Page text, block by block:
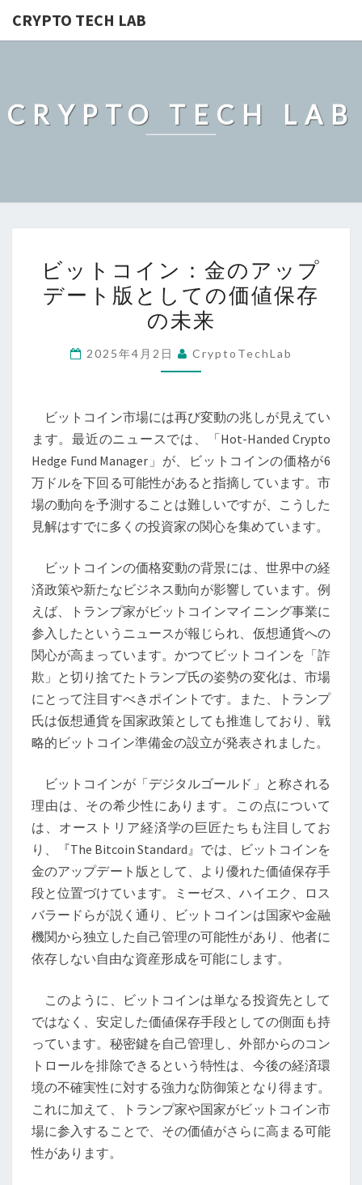
CRYPTO TECH LAB
CRYPTO TECH LAB
ッ
ト
コ
ン：
ア
ッ
プ
デ
ー
ト
と
し
て
の
価
値
保
存
の
未
来
ビットコイン：金のアップ
デート版としての価値保存
の未来
2025年4月2日 CryptoTechLab
ビットコイン市場には再び変動の兆しが見えてい
ます。最近のニュースでは、「Hot-Handed Crypto
Hedge Fund Manager」が、ビットコインの価格が6
万ドルを下回る可能性があると指摘しています。市
場の動向を予測することは難しいですが、こうした
見解はすでに多くの投資家の関心を集めています。
ビットコインの価格変動の背景には、世界中の経
済政策や新たなビジネス動向が影響しています。例
えば、トランプ家がビットコインマイニング事業に
参入したというニュースが報じられ、仮想通貨への
関心が高まっています。かつてビットコインを「詐
欺」と切り捨てたトランプ氏の姿勢の変化は、市場
にとって注目すべきポイントです。また、トランプ
氏は仮想通貨を国家政策としても推進しており、戦
略的ビットコイン準備金の設立が発表されました。
ビットコインが「デジタルゴールド」と称される
理由は、その希少性にあります。この点について
は、オーストリア経済学の巨匠たちも注目してお
り、『The Bitcoin Standard』では、ビットコインを
金のアップデート版として、より優れた価値保存手
段と位置づけています。ミーゼス、ハイエク、ロス
バラードらが説く通り、ビットコインは国家や金融
機関から独立した自己管理の可能性があり、他者に
依存しない自由な資産形成を可能にします。
このように、ビットコインは単なる投資先として
ではなく、安定した価値保存手段としての側面も持
っています。秘密鍵を自己管理し、外部からのコン
トロールを排除できるという特性は、今後の経済環
境の不確実性に対する強力な防御策となり得ます。
これに加えて、トランプ家や国家がビットコイン市
場に参入することで、その価値がさらに高まる可能
性があります。